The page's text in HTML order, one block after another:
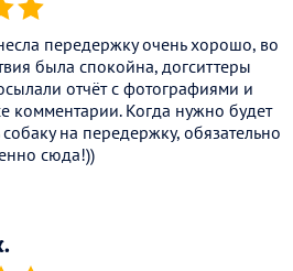
(*)
передержку очень хорошо, во
была спокойна, догситтеры
отчёт с фотографиями и
комментарии. Когда нужно будет
на передержку, обязательно
сюда!))